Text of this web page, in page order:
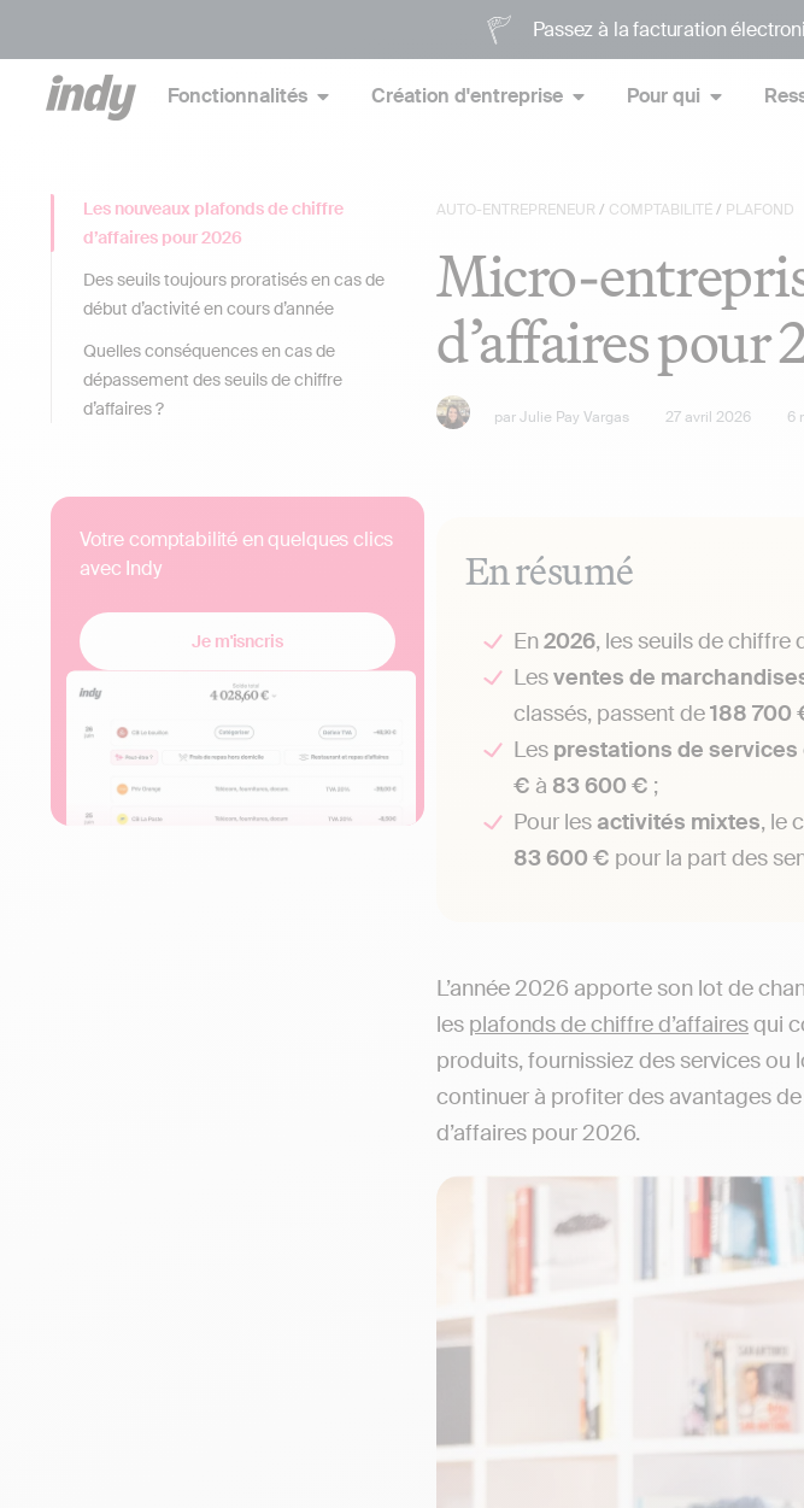
Passez à la facturation
Fonctionnalités Création d'entreprise Pour qui
AUTO-ENTREPRENEUR / COMPTABILITÉ/ PLAFOND
Micro-
d’affaires pour
parJulie Pay Vargas 27 avril 2026 6
En résumé
En2026, les seuils de chiffre
Lesventes de
classés, passent de188 700
Les prestations de services
€ à 83 600 € ;
Pour les activités mixtes, le
83 600 € pour la part des
L’année 2026 apporte son lot de
les plafonds de chiffre d’affairesqui
produits, fournissiez des services
continuer à profiter des avantages
d’affaires pour 2026.
Les nouveaux plafonds de chiffre
d’affaires pour 2026
Des seuils toujours proratisés en cas de
début d’activité en cours d’année
Quelles conséquences en cas de
dépassement des seuils de chiffre
d’affaires ?
Votre comptabilité en quelques clics
avec Indy
Je m'isncris